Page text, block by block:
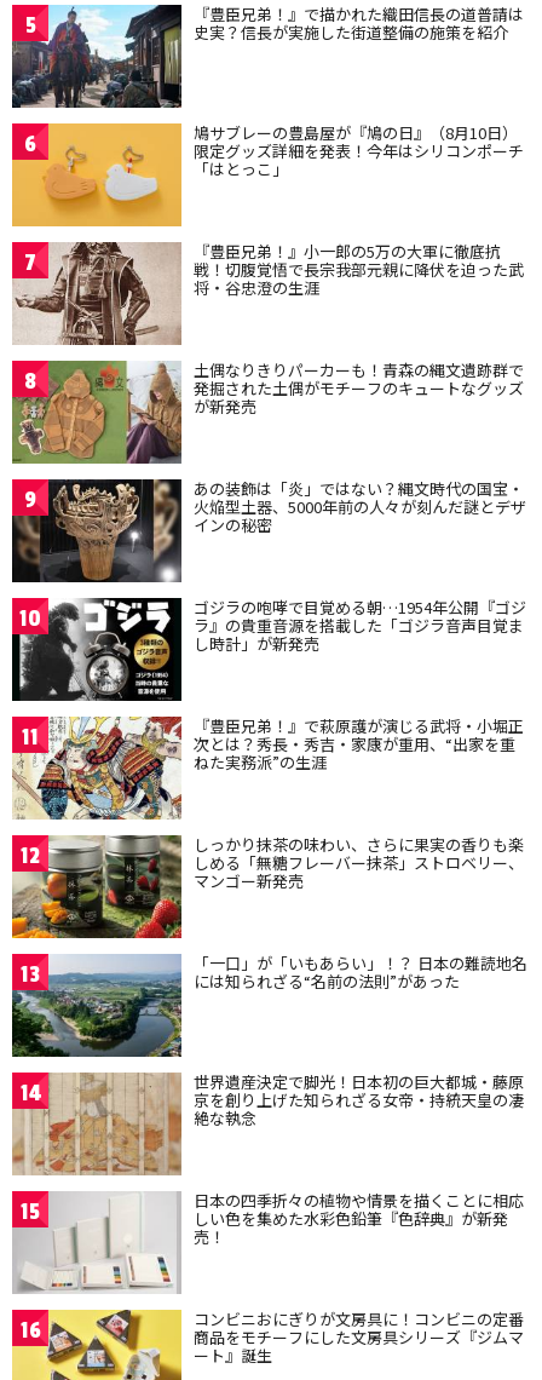
5 『豊臣兄弟！』で描かれた織田信長の道普請は
史実？信長が実施した街道整備の施策を紹介
6 鳩サブレーの豊島屋が『鳩の日』（8月10日）
限定グッズ詳細を発表！今年はシリコンポーチ
「はとっこ」
7 『豊臣兄弟！』小一郎の5万の大軍に徹底抗
戦！切腹覚悟で長宗我部元親に降伏を迫った武
将・谷忠澄の生涯
8 土偶なりきりパーカーも！青森の縄文遺跡群で
発掘された土偶がモチーフのキュートなグッズ
が新発売
9 あの装飾は「炎」ではない？縄文時代の国宝・
火焔型土器、5000年前の人々が刻んだ謎とデザ
インの秘密
10 ゴジラの咆哮で目覚める朝…1954年公開『ゴジ
ラ』の貴重音源を搭載した「ゴジラ音声目覚ま
し時計」が新発売
11 『豊臣兄弟！』で萩原護が演じる武将・小堀正
次とは？秀長・秀吉・家康が重用、“出家を重
ねた実務派”の生涯
12 しっかり抹茶の味わい、さらに果実の香りも楽
しめる「無糖フレーバー抹茶」ストロベリー、
マンゴー新発売
13 「一口」が「いもあらい」！？ 日本の難読地名
には知られざる“名前の法則”があった
14 世界遺産決定で脚光！日本初の巨大都城・藤原
京を創り上げた知られざる女帝・持統天皇の凄
絶な執念
15 日本の四季折々の植物や情景を描くことに相応
しい色を集めた水彩色鉛筆『色辞典』が新発
売！
16 コンビニおにぎりが文房具に！コンビニの定番
商品をモチーフにした文房具シリーズ『ジムマ
ート』誕生